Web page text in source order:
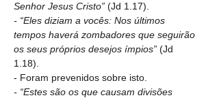
Senhor Jesus Cristo” (Jd 1.17).
- “Eles diziam a vocês: Nos últimos
tempos haverá zombadores que seguirão
os seus próprios desejos ímpios” (Jd
1.18).
- Foram prevenidos sobre isto.
- “Estes são os que causam divisões